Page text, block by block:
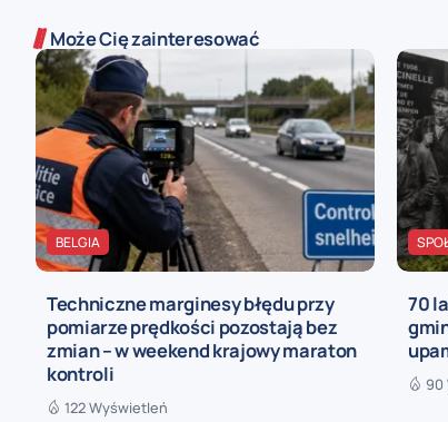
Może Cię zainteresować
BELGIA
Techniczne marginesy błędu przy
pomiarze prędkości pozostają bez
zmian – w weekend krajowy maraton
kontroli
122 Wyświetleń
70
90